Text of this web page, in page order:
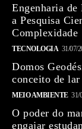
Engenharia
a Pesquisa
Complexidade
TECNOLOGIA 31/07/
Domos
conceito de
MEIO AMBIENTE 31/
O poder do
engajar